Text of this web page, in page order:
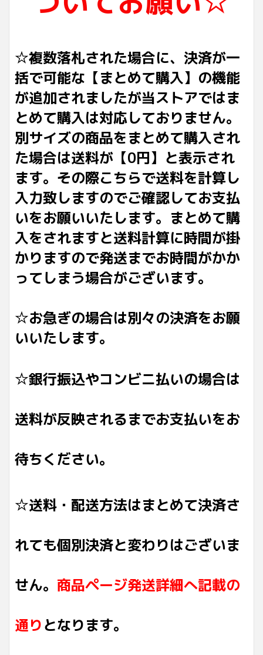
☆複数落札された場合に、決済が一
括で可能な【まとめて購入】の機能
が追加されましたが当ストアではま
とめて購入は対応しておりません。
別サイズの商品をまとめて購入され
た場合は送料が【0円】と表示され
ます。その際こちらで送料を計算し
入力致しますのでご確認してお支払
いをお願いいたします。まとめて購
入をされますと送料計算に時間が掛
かりますので発送までお時間がかか
ってしまう場合がございます。
☆お急ぎの場合は別々の決済をお願
いいたします。
☆銀行振込やコンビニ払いの場合は
送料が反映されるまでお支払いをお
待ちください。
☆送料・配送方法はまとめて決済さ
れても個別決済と変わりはございま
せん。 商品ページ発送詳細へ記載の
通りとなります。